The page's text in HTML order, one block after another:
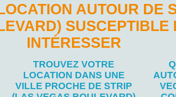
AUTOUR DE
SUSCEPTIBLE
INTÉRESSER
TROUVEZ VOTRE
LOCATION DANS UNE
VILLE PROCHE DE STRIP